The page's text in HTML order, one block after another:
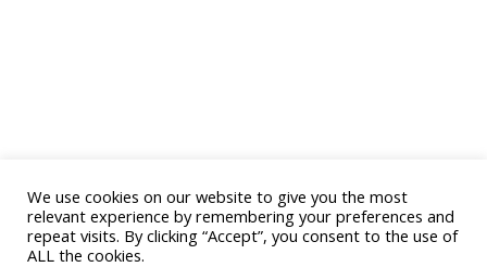
We use cookies on our website to give you the most
relevant experience by remembering your preferences and
repeat visits. By clicking “Accept”, you consent to the use of
ALL the cookies.